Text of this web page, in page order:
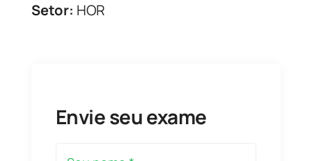
Setor: HOR
Envie seu exame